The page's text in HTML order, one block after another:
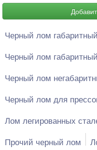
Черный лом
Черный лом габаритный
Черный лом
Черный лом для
Лом легированных
Прочий черный лом